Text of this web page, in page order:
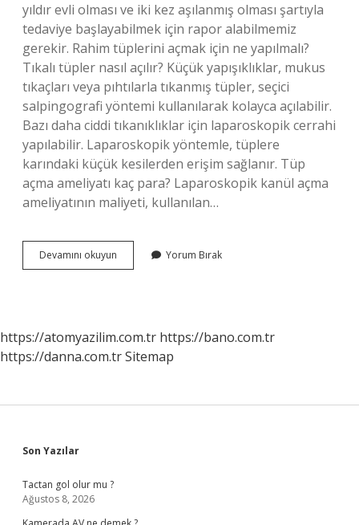
yıldır evli olması ve iki kez aşılanmış olması şartıyla
tedaviye başlayabilmek için rapor alabilmemiz
gerekir. Rahim tüplerini açmak için ne yapılmalı?
Tıkalı tüpler nasıl açılır? Küçük yapışıklıklar, mukus
tıkaçları veya pıhtılarla tıkanmış tüpler, seçici
salpingografi yöntemi kullanılarak kolayca açılabilir.
Bazı daha ciddi tıkanıklıklar için laparoskopik cerrahi
yapılabilir. Laparoskopik yöntemle, tüplere
karındaki küçük kesilerden erişim sağlanır. Tüp
açma ameliyatı kaç para? Laparoskopik kanül açma
ameliyatının maliyeti, kullanılan…
Devamını okuyun
Hastanesinde
Yorum Bırak
https://atomyazilim.com.tr https://bano.com.tr
https://danna.com.trSitemap
Sidebar
Son Yazılar
Tactan gol olur mu ?
Ağustos 8, 2026